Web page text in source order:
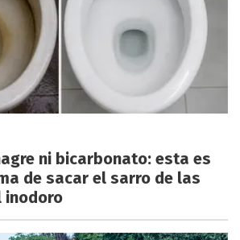
ni bicarbonato: esta es
de sacar el sarro de las
inodoro